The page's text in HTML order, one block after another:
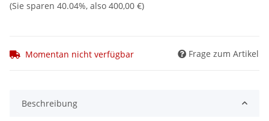
(Sie sparen 40.04%, also 400,00 €)
Momentan nicht verfügbar Frage zum Artikel
Beschreibung